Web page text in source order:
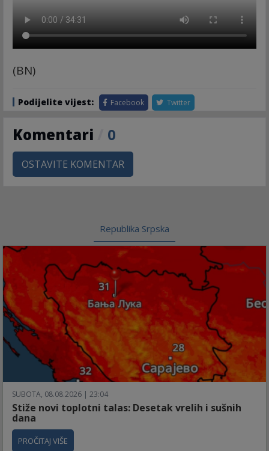
(BN)
Podijelite vijest: Facebook Twitter
Komentari 0
OSTAVITE KOMENTAR
Republika Srpska
SUBOTA, 08.08.2026 | 23:04
Stiže novi toplotni talas: Desetak vrelih i sušnih
dana
PROČITAJ VIŠE